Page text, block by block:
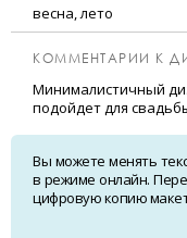
весна, лето
КОММЕНТАРИИ К
Минималистичный
подойдет для
Вы можете менять
в режиме онлайн.
цифровую копию